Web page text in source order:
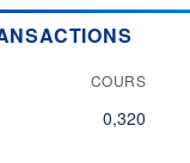
COURS
0,320